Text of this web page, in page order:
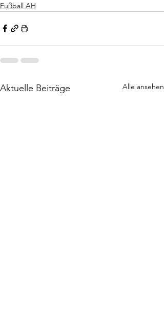
Fußball AH
Aktuelle Beiträge Alle ansehen